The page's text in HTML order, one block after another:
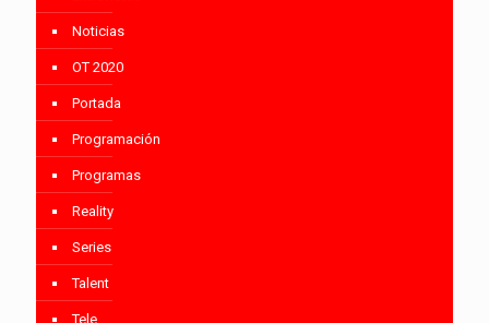
Noticias
OT 2020
Portada
Programación
Programas
Reality
Series
Talent
Tele